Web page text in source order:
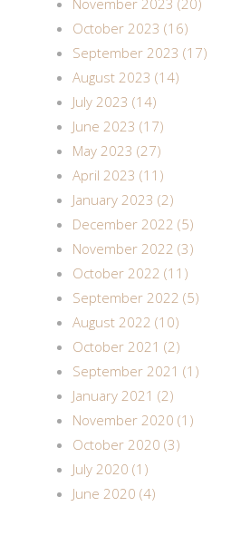
November 2023 (20)
October 2023 (16)
September 2023 (17)
August 2023 (14)
July 2023 (14)
June 2023 (17)
May 2023 (27)
April 2023 (11)
January 2023 (2)
December 2022 (5)
November 2022 (3)
October 2022 (11)
September 2022 (5)
August 2022 (10)
October 2021 (2)
September 2021 (1)
January 2021 (2)
November 2020 (1)
October 2020 (3)
July 2020 (1)
June 2020 (4)